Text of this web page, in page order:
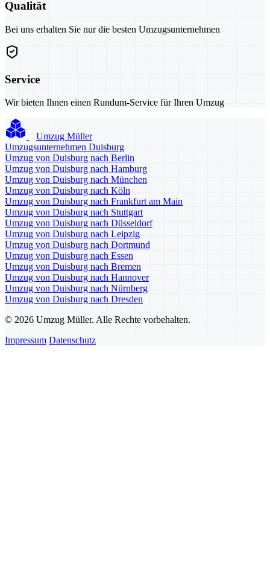
Qualität
Bei uns erhalten Sie nur die besten Umzugsunternehmen
Service
Wir bieten Ihnen einen Rundum-Service für Ihren Umzug
Umzug Müller
Umzugsunternehmen Duisburg
Umzug von Duisburg nach Berlin
Umzug von Duisburg nach Hamburg
Umzug von Duisburg nach München
Umzug von Duisburg nach Köln
Umzug von Duisburg nach Frankfurt am Main
Umzug von Duisburg nach Stuttgart
Umzug von Duisburg nach Düsseldorf
Umzug von Duisburg nach Leipzig
Umzug von Duisburg nach Dortmund
Umzug von Duisburg nach Essen
Umzug von Duisburg nach Bremen
Umzug von Duisburg nach Hannover
Umzug von Duisburg nach Nürnberg
Umzug von Duisburg nach Dresden
© 2026 Umzug Müller. Alle Rechte vorbehalten.
Impressum Datenschutz